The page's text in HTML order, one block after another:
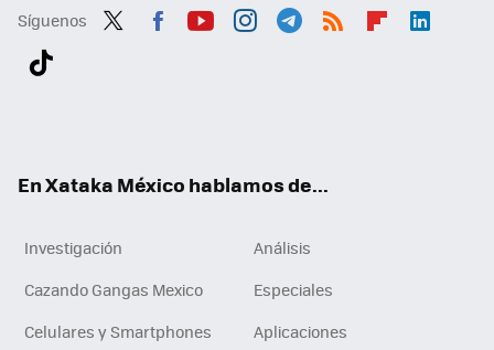
Síguenos
En Xataka México hablamos de...
Investigación
Análisis
Cazando Gangas Mexico
Especiales
Celulares y Smartphones
Aplicaciones